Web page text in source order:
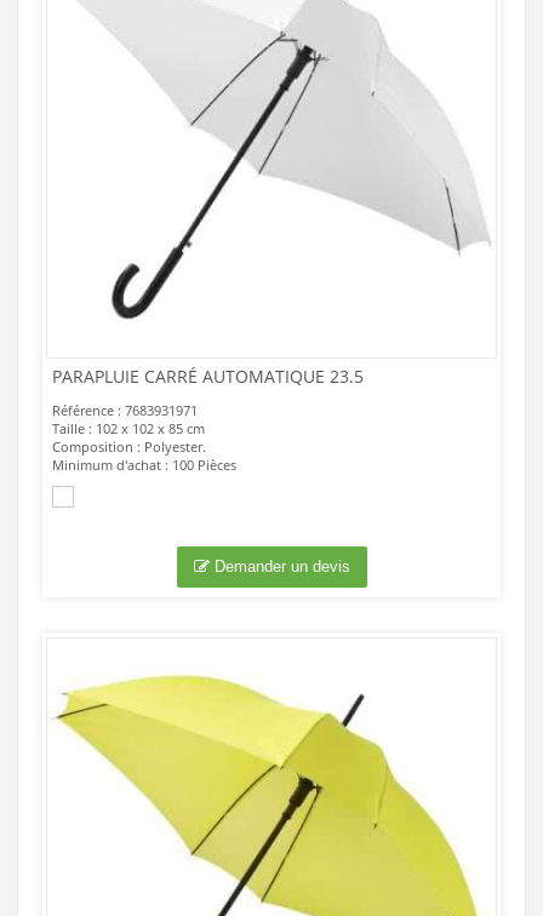
PARAPLUIE CARRÉ AUTOMATIQUE 23.5
Référence : 7683931971
Taille : 102 x 102 x 85 cm
Composition : Polyester.
Minimum d'achat : 100 Pièces
Demander un devis